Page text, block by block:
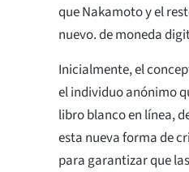
que Nakamoto y el
nuevo. de moneda
Inicialmente, el
el individuo anónimo
libro blanco en línea,
esta nueva forma de
para garantizar que